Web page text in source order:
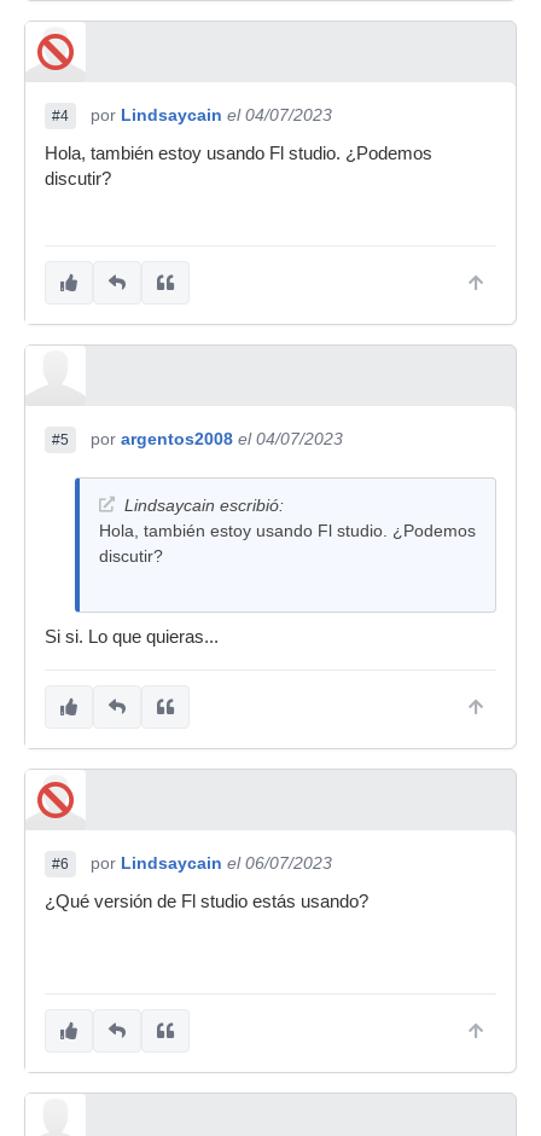
#4 por Lindsaycain el 04/07/2023
Hola, también estoy usando Fl studio. ¿Podemos
discutir?
#5 por argentos2008 el 04/07/2023
Lindsaycain escribió:
Hola, también estoy usando Fl studio. ¿Podemos
discutir?
Si si. Lo que quieras...
#6 por Lindsaycain el 06/07/2023
¿Qué versión de Fl studio estás usando?